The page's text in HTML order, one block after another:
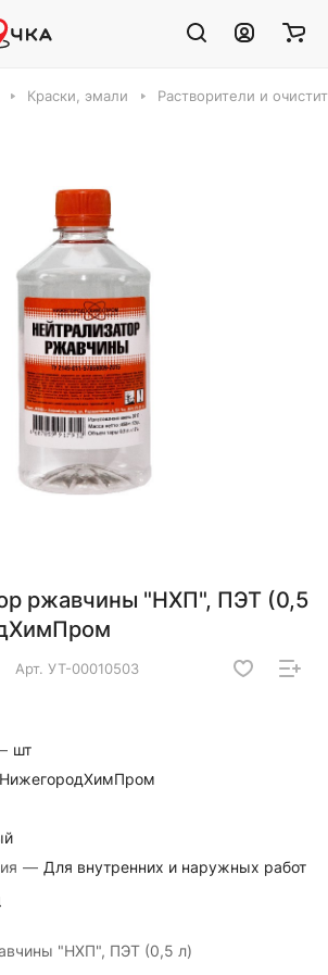
Краски, эмали Растворители и
ржавчины "НХП", ПЭТ (0,5
Арт. УТ-00010503
шт
НижегородХимПром
— Для внутренних и наружных работ
"НХП", ПЭТ (0,5 л)